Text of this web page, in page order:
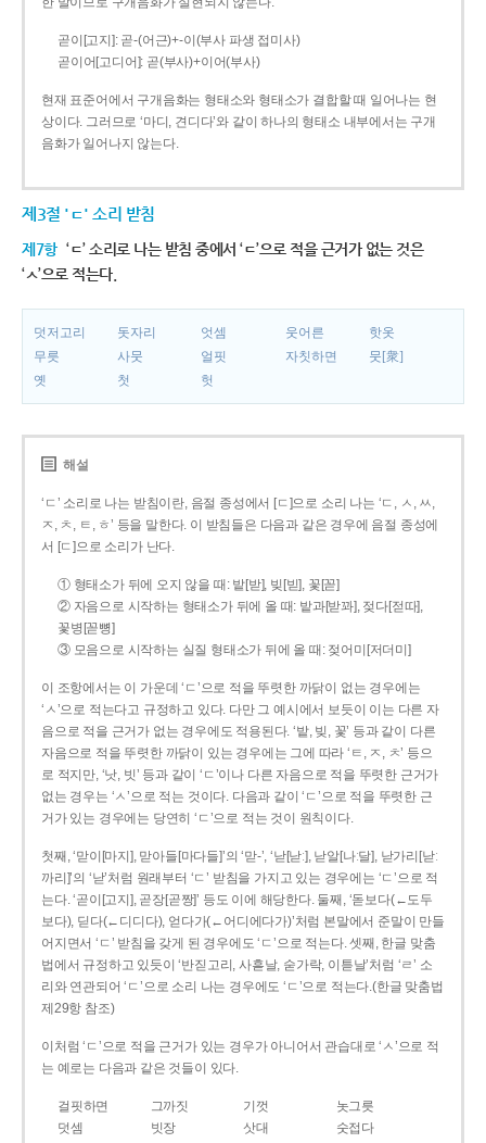
곧이[고지]: 곧-­(어근)+­-이(부사 파생 접미사)
곧이어[고디어]: 곧(부사)+이어(부사)
현재 표준어에서 구개음화는 형태소와 형태소가 결합할 때 일어나는 현
상이다. 그러므로 ‘마디, 견디다’와 같이 하나의 형태소 내부에서는 구개
음화가 일어나지 않는다.
제3절 'ㄷ' 소리 받침
제7항 ‘ㄷ’ 소리로 나는 받침 중에서 ‘ㄷ’으로 적을 근거가 없는 것은
‘ㅅ’으로 적는다.
덧저고리 돗자리 엇셈 웃어른
핫옷
무릇
사뭇 얼핏 자칫하면
뭇[衆]
옛
첫 헛
해설
‘ㄷ’ 소리로 나는 받침이란, 음절 종성에서 [ㄷ]으로 소리 나는 ‘ㄷ, ㅅ, ㅆ,
ㅈ, ㅊ, ㅌ, ㅎ’ 등을 말한다. 이 받침들은 다음과 같은 경우에 음절 종성에
서 [ㄷ]으로 소리가 난다.
① 형태소가 뒤에 오지 않을 때: 밭[받], 빚[빋], 꽃[꼳]
② 자음으로 시작하는 형태소가 뒤에 올 때: 밭과[받꽈], 젖다[젇따],
꽃병[꼳뼝]
③ 모음으로 시작하는 실질 형태소가 뒤에 올 때: 젖어미[저더미]
이 조항에서는 이 가운데 ‘ㄷ’으로 적을 뚜렷한 까닭이 없는 경우에는
‘ㅅ’으로 적는다고 규정하고 있다. 다만 그 예시에서 보듯이 이는 다른 자
음으로 적을 근거가 없는 경우에도 적용된다. ‘밭, 빚, 꽃’ 등과 같이 다른
자음으로 적을 뚜렷한 까닭이 있는 경우에는 그에 따라 ‘ㅌ, ㅈ, ㅊ’ 등으
로 적지만, ‘낫, 빗’ 등과 같이 ‘ㄷ’이나 다른 자음으로 적을 뚜렷한 근거가
없는 경우는 ‘ㅅ’으로 적는 것이다. 다음과 같이 ‘ㄷ’으로 적을 뚜렷한 근
거가 있는 경우에는 당연히 ‘ㄷ’으로 적는 것이 원칙이다.
첫째, ‘맏이[마지], 맏아들[마다들]’의 ‘맏-’, ‘낟[낟ː], 낟알[나ː달], 낟가리[낟ː
까리]’의 ‘낟’처럼 원래부터 ‘ㄷ’ 받침을 가지고 있는 경우에는 ‘ㄷ’으로 적
는다. ‘곧이[고지], 곧장[곧짱]’ 등도 이에 해당한다. 둘째, ‘돋보다(←도두
보다), 딛다(←디디다), 얻다가(←어디에다가)’처럼 본말에서 준말이 만들
어지면서 ‘ㄷ’ 받침을 갖게 된 경우에도 ‘ㄷ’으로 적는다. 셋째, 한글 맞춤
법에서 규정하고 있듯이 ‘반짇고리, 사흗날, 숟가락, 이튿날’처럼 ‘ㄹ’ 소
리와 연관되어 ‘ㄷ’으로 소리 나는 경우에도 ‘ㄷ’으로 적는다.(한글 맞춤법
제29항 참조)
이처럼 ‘ㄷ’으로 적을 근거가 있는 경우가 아니어서 관습대로 ‘ㅅ’으로 적
는 예로는 다음과 같은 것들이 있다.
걸핏하면 그까짓 기껏
놋그릇
덧셈
빗장 삿대
숫접다